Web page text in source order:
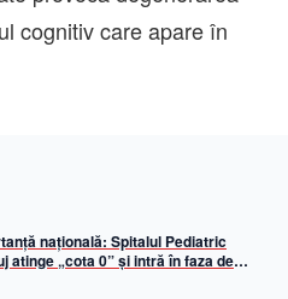
cognitiv care apare în
națională: Spitalul Pediatric
atinge „cota 0” și intră în faza de